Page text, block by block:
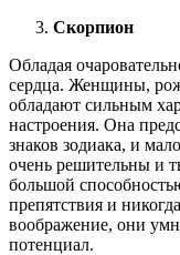
Скорпион
Обладая
сердца. Женщины,
обладают сильным
настроения. Она
знаков зодиака, и
очень решительны и
большой
препятствия и
воображение, они
потенциал.